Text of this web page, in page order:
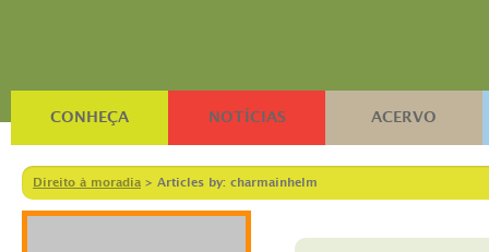
CONHEÇA NOTÍCIAS ACERVO
Direito à moradia > Articles by: charmainhelm